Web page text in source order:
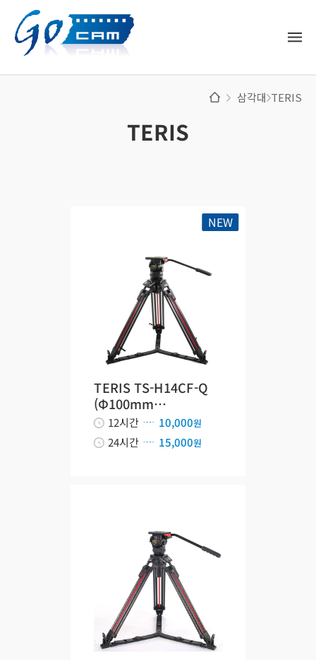
삼각대 TERIS
TERIS
NEW
TERIS TS-H14CF-Q
(Φ100mm…
12시간 10,000원
24시간 15,000원